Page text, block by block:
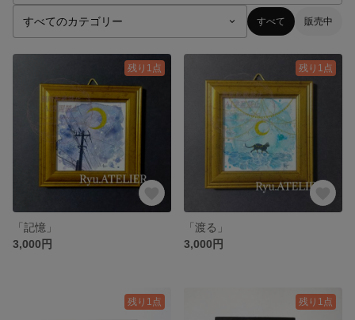
すべて 販売中
残り1点
「記憶」
3,000円
残り1点
「渡る」
3,000円
残り1点 残り1点